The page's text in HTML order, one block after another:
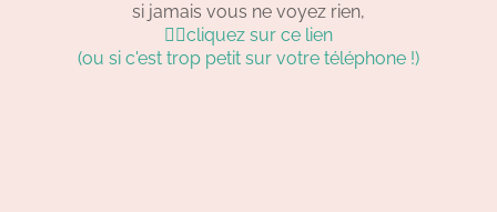
si jamais vous ne voyez rien,
👉🏻cliquez sur ce lien
(ou si c'est trop petit sur votre téléphone !)